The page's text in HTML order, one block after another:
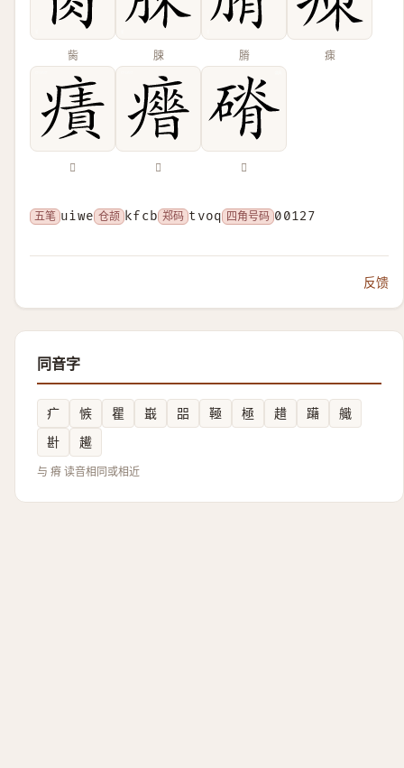
胔 脨 膌 㾊
𤹠 𤻣 𥕂
五笔 uiwe 仓颉 kfcb 郑码 tvoq 四角号码 00127
反馈
同音字
疒 愱 瞿 嶯 㗊 䩯 極 趞 躤
艥
卙
䟌
与 瘠 读音相同或相近